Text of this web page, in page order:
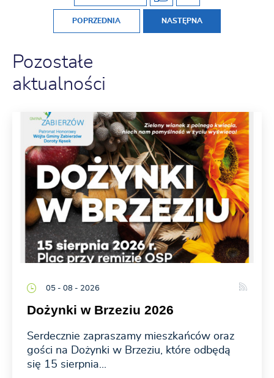
POPRZEDNIA NASTĘPNA
Pozostałe
aktualności
05 - 08 - 2026
Dożynki w Brzeziu 2026
Serdecznie zapraszamy mieszkańców oraz
gości na Dożynki w Brzeziu, które odbędą
się 15 sierpnia...